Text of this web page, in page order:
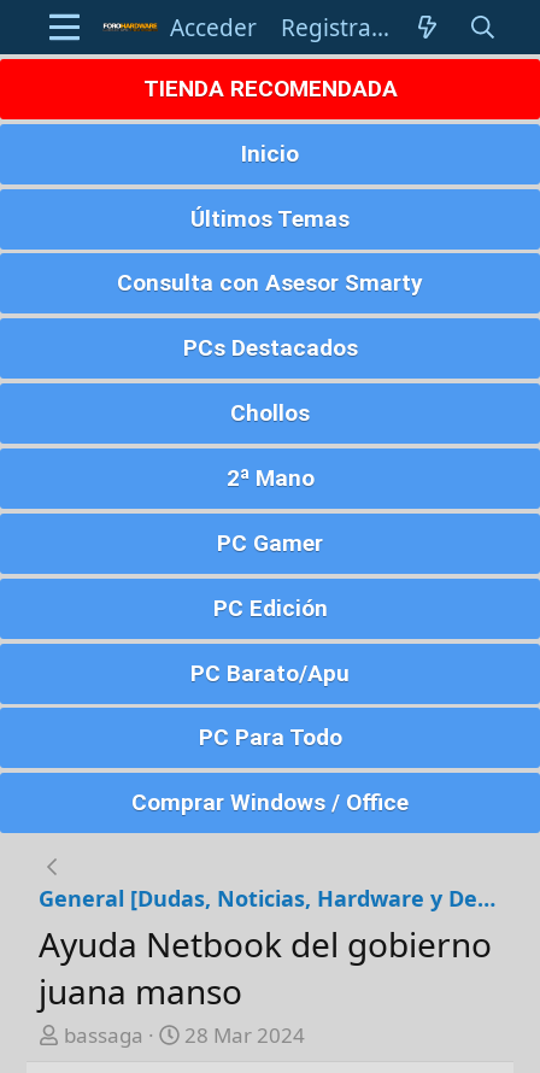
Acceder Registrarse
TIENDA RECOMENDADA
Inicio
Últimos Temas
Consulta con Asesor Smarty
PCs Destacados
Chollos
2ª Mano
PC Gamer
PC Edición
PC Barato/Apu
PC Para Todo
Comprar Windows / Office
General [Dudas, Noticias, Hardware y Debates]
Ayuda Netbook del gobierno
juana manso
A
bassaga
F
28 Mar 2024